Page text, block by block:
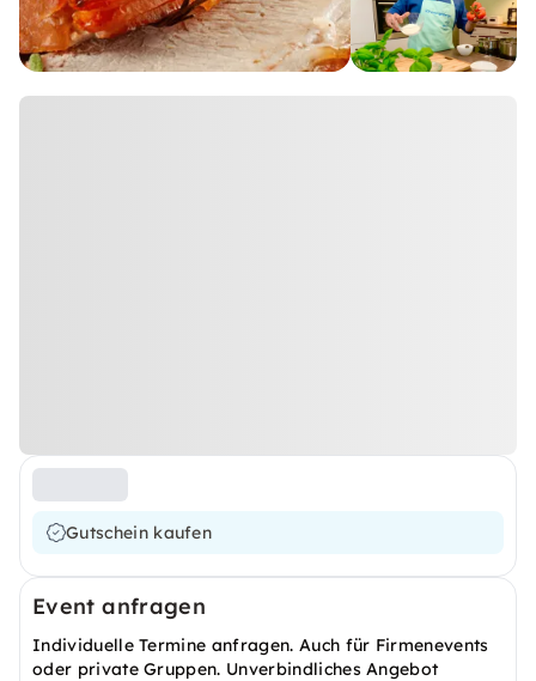
Gutschein kaufen
Event anfragen
Individuelle Termine anfragen. Auch für Firmenevents
oder private Gruppen. Unverbindliches Angebot